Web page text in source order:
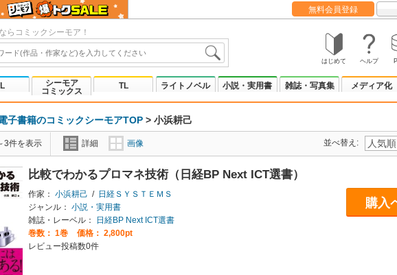
無料会員登録
らコミックシーモア！
はじめて ヘルプ
シーモア
コミックス
TL ライトノベル 小説・実用書 雑誌・写真集 メディア化
子書籍のコミックシーモアTOP > 小浜耕己
3件を表示 詳細 画像 並べ替え:
比較でわかるプロマネ技術（日経BP Next ICT選書）
作家： 小浜耕己 /
日経ＳＹＳＴＥＭＳ
ジャンル： 小説・実用書
雑誌・レーベル：
日経BP Next ICT選書
巻数： 1巻
価格： 2,800pt
レビュー投稿数0件
購入